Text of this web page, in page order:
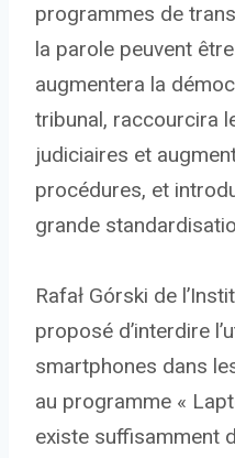
programmes de
la parole peuvent
augmentera la
tribunal, raccourcira
judiciaires et
procédures, et
grande
Rafał Górski de
proposé d’interdire
smartphones dans
au programme «
existe suffisamment